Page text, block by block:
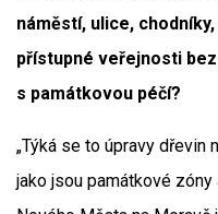
náměstí, ulice,
přístupné veřejnosti
s památkovou péčí?
„Týká se to úpravy dřevin
jako jsou památkové